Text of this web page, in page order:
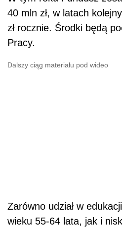
40 mln zł, w latach
zł rocznie. Środki będą
Pracy.
Dalszy ciąg materiału pod wideo
Zarówno udział w
wieku 55-64 lata, jak i